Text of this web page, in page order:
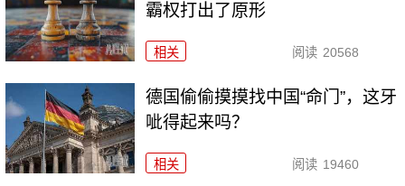
霸权打出了原形
相关 阅读 20568
德国偷偷摸摸找中国“命门”，这牙
呲得起来吗？
相关 阅读 19460